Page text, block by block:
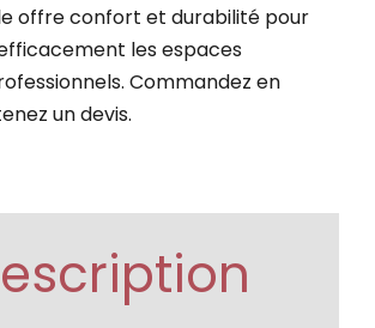
offre confort et durabilité pour
les espaces
Commandez en
un devis.